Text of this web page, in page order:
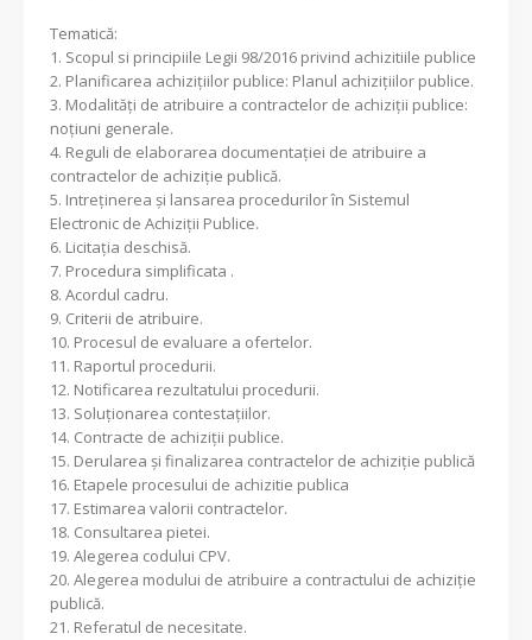
Tematică:
1. Scopul si principiile Legii 98/2016 privind achizitiile publice
2. Planificarea achiziţiilor publice: Planul achiziţiilor publice.
3. Modalităţi de atribuire a contractelor de achiziţii publice:
noţiuni generale.
4. Reguli de elaborarea documentaţiei de atribuire a
contractelor de achiziţie publică.
5. Intreţinerea şi lansarea procedurilor în Sistemul
Electronic de Achiziţii Publice.
6. Licitaţia deschisă.
7. Procedura simplificata .
8. Acordul cadru.
9. Criterii de atribuire.
10. Procesul de evaluare a ofertelor.
11. Raportul procedurii.
12. Notificarea rezultatului procedurii.
13. Soluţionarea contestaţiilor.
14. Contracte de achiziţii publice.
15. Derularea şi finalizarea contractelor de achiziţie publică
16. Etapele procesului de achizitie publica
17. Estimarea valorii contractelor.
18. Consultarea pietei.
19. Alegerea codului CPV.
20. Alegerea modului de atribuire a contractului de achiziţie
publică.
21. Referatul de necesitate.